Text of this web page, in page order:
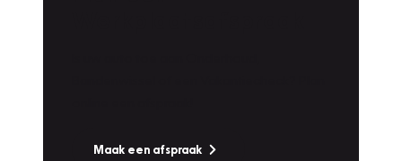
Maak een afspraak